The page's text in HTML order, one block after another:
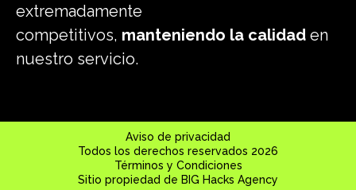
extremadamente
competitivos, manteniendo la calidad en
nuestro servicio.
Aviso de privacidad
Todos los derechos reservados 2026
Términos y Condiciones
Sitio propiedad de BIG Hacks Agency